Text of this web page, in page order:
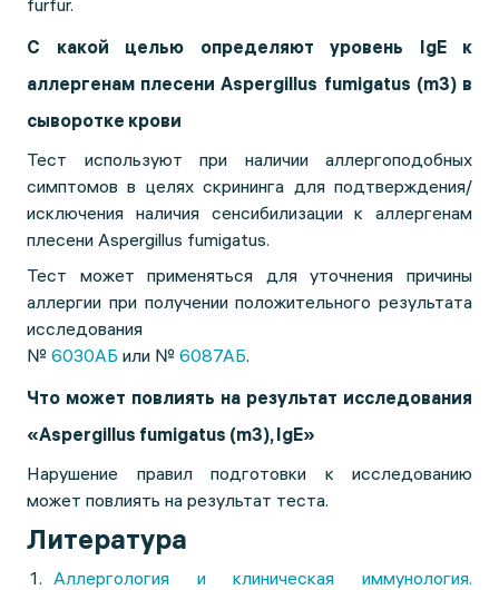
furfur.
С какой целью определяют уровень IgE к
аллергенам плесени Aspergillus fumigatus (m3) в
сыворотке крови
Тест используют при наличии аллергоподобных
симптомов в целях скрининга для подтверждения/
исключения наличия сенсибилизации к аллергенам
плесени Aspergillus fumigatus.
Тест может применяться для уточнения причины
аллергии при получении положительного результата
исследования
№ 6030АБ или № 6087АБ.
Что может повлиять на результат исследования
«Aspergillus fumigatus (m3), IgE»
Нарушение правил подготовки к исследованию
может повлиять на результат теста.
Литература
Аллергология и клиническая иммунология.